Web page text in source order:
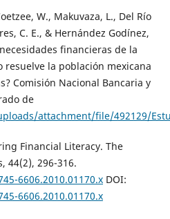
W., Makuvaza, L., Del Río
C. E., & Hernández Godínez,
financieras de la
resuelve la población mexicana
Comisión Nacional Bancaria y
de
attachment/file/492129/
Financial Literacy. The
44(2), 296-316.
6606.2010.01170.xDOI:
6606.2010.01170.x